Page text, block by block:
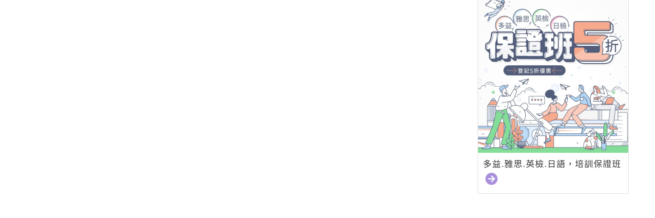
多益.雅思.英檢.日語，培訓保證班